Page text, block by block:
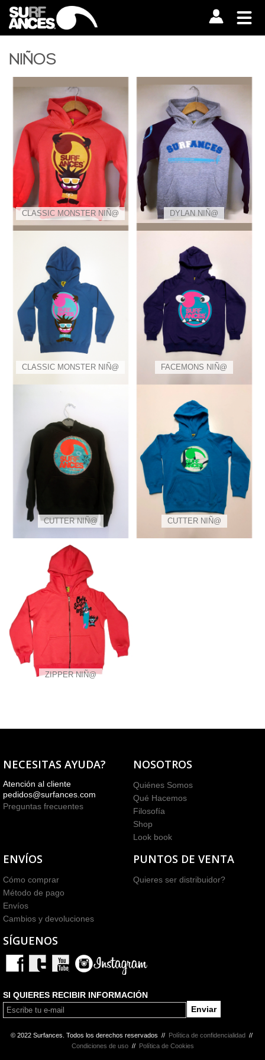
NIÑOS
CLASSIC MONSTER NIÑ@ DYLAN NIÑ@
CLASSIC MONSTER NIÑ@ FACEMONS NIÑ@
CUTTER NIÑ@ CUTTER NIÑ@
ZIPPER NIÑ@
NECESITAS AYUDA?
Atención al cliente
pedidos@surfances.com
Preguntas frecuentes
NOSOTROS
Quiénes Somos
Qué Hacemos
Filosofía
Shop
Look book
ENVÍOS
Cómo comprar
Método de pago
Envíos
Cambios y devoluciones
PUNTOS DE VENTA
Quieres ser distribuidor?
SÍGUENOS
SI QUIERES RECIBIR INFORMACIÓN
© 2022 Surfances. Todos los derechos reservados // Política de confidencialidad //
Condiciones de uso // Política de Cookies